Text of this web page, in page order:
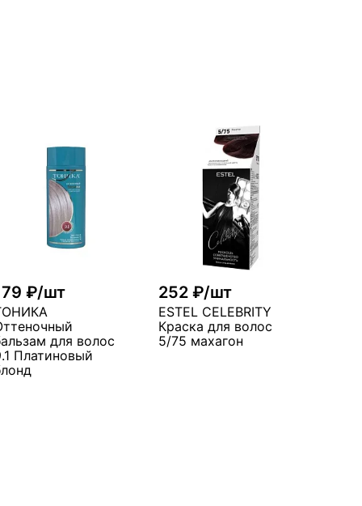
₽/шт
для волос
Платиновый
252 ₽/шт
ESTEL CELEBRITY
Краска для волос
5/75 махагон